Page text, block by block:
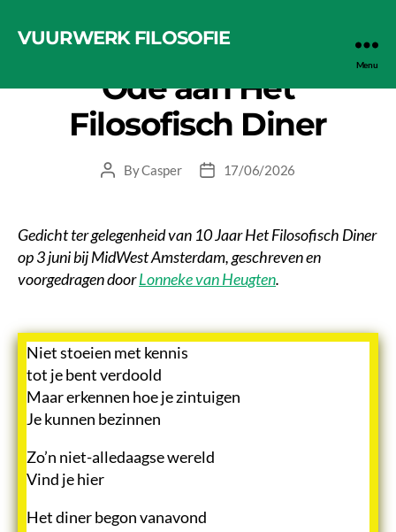
VUURWERK FILOSOFIE
Menu
Categories
HET FILOSOFISCH DINER
Ode aan Het
Filosofisch Diner
PostByCasper
Post17/06/2026
Gedicht ter gelegenheid van 10 Jaar Het Filosofisch Diner
op 3 juni bij MidWest Amsterdam, geschreven en
voorgedragen doorLonneke van Heugten.
Niet stoeien met kennis
tot je bent verdoold
Maar erkennen hoe je zintuigen
Je kunnen bezinnen
Zo’n niet-alledaagse wereld
Vind je hier
Het diner begon vanavond